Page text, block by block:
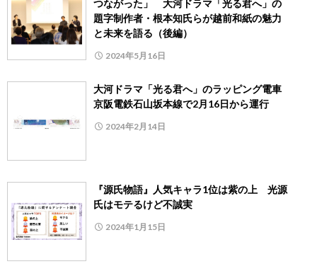
つながった」 大河ドラマ「光る君へ」の
題字制作者・根本知氏らが越前和紙の魅力
と未来を語る（後編）
2024年5月16日
大河ドラマ「光る君へ」のラッピング電車
京阪電鉄石山坂本線で2月16日から運行
2024年2月14日
『源氏物語』人気キャラ1位は紫の上 光源
氏はモテるけど不誠実
2024年1月15日